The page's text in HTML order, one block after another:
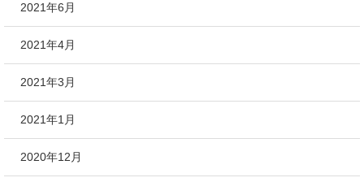
2021年6月
2021年4月
2021年3月
2021年1月
2020年12月